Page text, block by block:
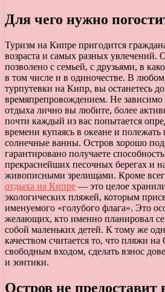
Для чего нужно
Туризм на Кипре пригодится
возраста и самых разных увлечений.
позволено с семьей, с друзьями, в
в том числе и в одиночестве. В
турпутевки на Кипр, вы останетесь
времяпрепровождением. Не зависимо
отдыха лично вы любите, более
почти каждый из вас попытается
времени купаясь в океане и
солнечные ванны. Остров хорошо
гарантировано получаете
прекраснейших песочных берегах и
живописными зрелищами. Кроме
отдыха на Кипре — это целое
экологических пляжей, которым
именуемого «голубого флага». Это
желающих, кто именно планировал
собой маленьких детей. К тому же
качеством считается то, что пляжи
свободным входом, сделать взнос
и зонтики.
Остров не предоставит